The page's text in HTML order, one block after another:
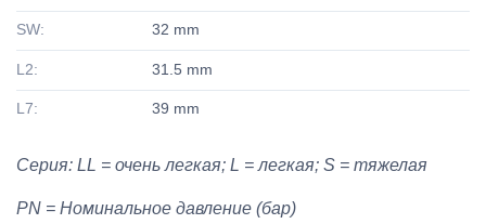
SW: 32 mm
L2: 31.5 mm
L7: 39 mm
Серия: LL = очень легкая; L = легкая; S = тяжелая
PN = Номинальное давление (бар)